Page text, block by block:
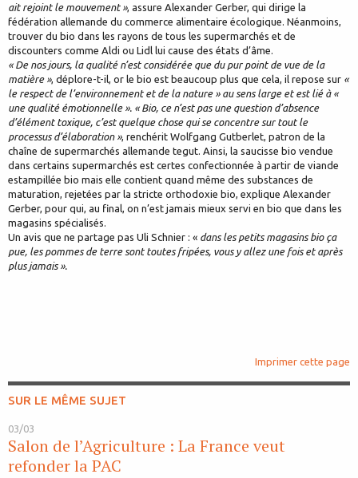
ait rejoint le mouvement », assure Alexander Gerber, qui dirige la
fédération allemande du commerce alimentaire écologique. Néanmoins,
trouver du bio dans les rayons de tous les supermarchés et de
discounters comme Aldi ou Lidl lui cause des états d’âme.
« De nos jours, la qualité n’est considérée que du pur point de vue de la
matière », déplore-t-il, or le bio est beaucoup plus que cela, il repose sur «
le respect de l’environnement et de la nature » au sens large et est lié à «
une qualité émotionnelle ». « Bio, ce n’est pas une question d’absence
d’élément toxique, c’est quelque chose qui se concentre sur tout le
processus d’élaboration », renchérit Wolfgang Gutberlet, patron de la
chaîne de supermarchés allemande tegut. Ainsi, la saucisse bio vendue
dans certains supermarchés est certes confectionnée à partir de viande
estampillée bio mais elle contient quand même des substances de
maturation, rejetées par la stricte orthodoxie bio, explique Alexander
Gerber, pour qui, au final, on n’est jamais mieux servi en bio que dans les
magasins spécialisés.
Un avis que ne partage pas Uli Schnier : « dans les petits magasins bio ça
pue, les pommes de terre sont toutes fripées, vous y allez une fois et après
plus jamais ».
Imprimer cette page
SUR LE MÊME SUJET
03/03
Salon de l’Agriculture : La France veut
refonder la PAC